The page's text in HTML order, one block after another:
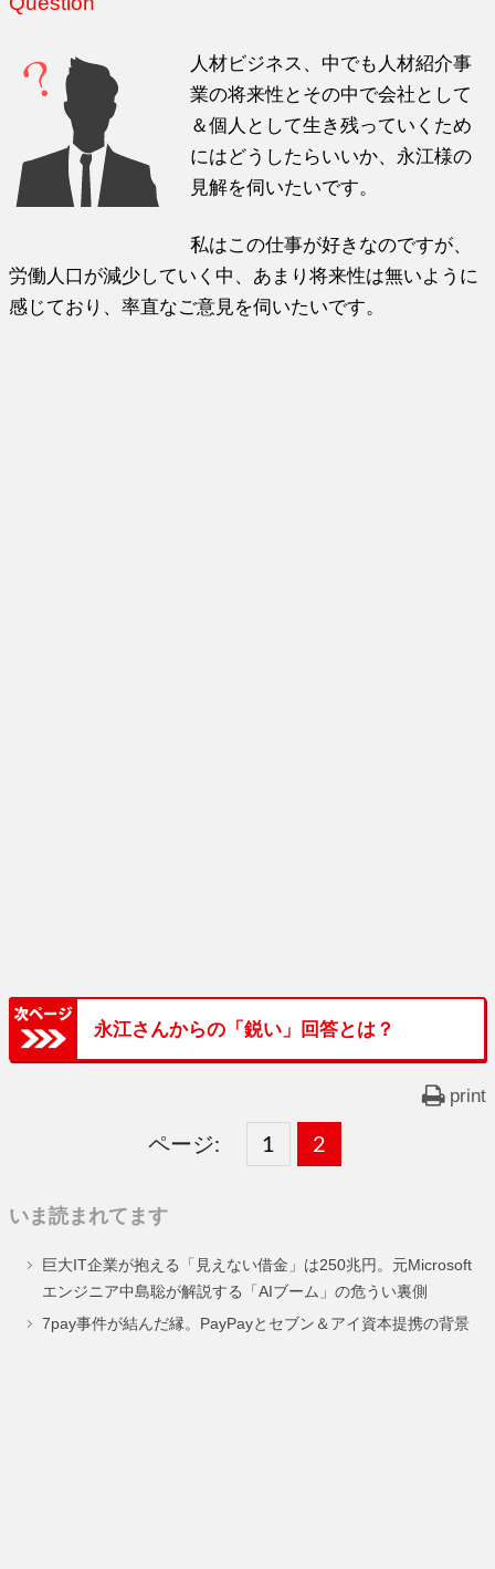
人材ビジネス、中でも人材紹介事
業の将来性とその中で会社として
＆個人として生き残っていくため
にはどうしたらいいか、永江様の
見解を伺いたいです。
私はこの仕事が好きなのですが、
労働人口が減少していく中、あまり将来性は無いように
感じており、率直なご意見を伺いたいです。
永江さんからの「鋭い」回答とは？
print
ページ:
固
ー
ジ
1 ,
固
ー
ジ
2
いま読まれてます
巨大IT企業が抱える「見えない借金」は250兆円。元Microsoft
エンジニア中島聡が解説する「AIブーム」の危うい裏側
7pay事件が結んだ縁。PayPayとセブン＆アイ資本提携の背景